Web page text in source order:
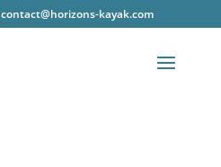
contact@horizons-kayak.com